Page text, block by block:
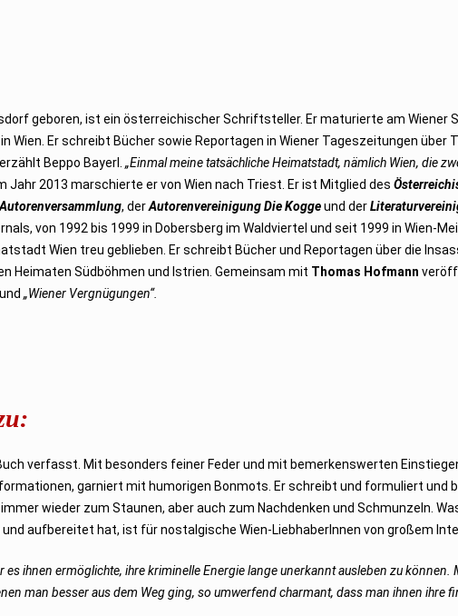
geboren, ist ein österreichischer Schriftsteller. Er maturierte am Wiener
Wien. Er schreibt Bücher sowie Reportagen in Wiener Tageszeitungen über
erzählt Beppo Bayerl.„Einmal meine tatsächliche Heimatstadt, nämlich Wien, die
Jahr 2013 marschierte er von Wien nach Triest. Er ist Mitglied des
, derAutorenvereinigung Die Koggeund der
von 1992 bis 1999 in Dobersberg im Waldviertel und seit 1999 in Wien-
Wien treu geblieben. Er schreibt Bücher und Reportagen über die
Heimaten Südböhmen und Istrien. Gemeinsam mit Thomas Hofmann
„Wiener Vergnügungen“.
verfasst. Mit besonders feiner Feder und mit bemerkenswerten
garniert mit humorigen Bonmots. Er schreibt und formuliert und
wieder zum Staunen, aber auch zum Nachdenken und Schmunzeln.
aufbereitet hat, ist für nostalgische Wien-LiebhaberInnen von großem
es ihnen ermöglichte, ihre kriminelle Energie lange unerkannt ausleben zu können.
man besser aus dem Weg ging, so umwerfend charmant, dass man ihnen ihre